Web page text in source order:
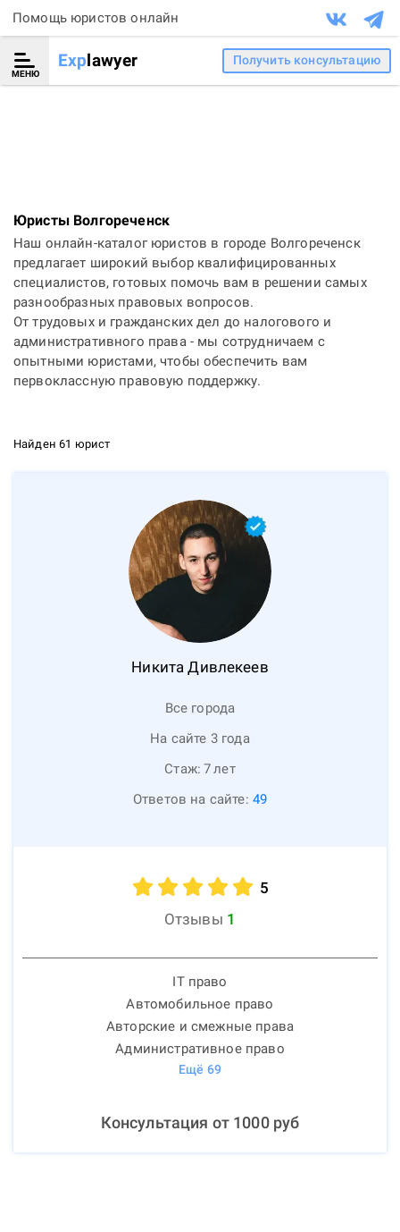
Помощь юристов онлайн
МЕНЮ
Explawyer Получить консультацию
Юристы Волгореченск
Наш онлайн-каталог юристов в городе Волгореченск
предлагает широкий выбор квалифицированных
специалистов, готовых помочь вам в решении самых
разнообразных правовых вопросов.
От трудовых и гражданских дел до налогового и
административного права - мы сотрудничаем с
опытными юристами, чтобы обеспечить вам
первоклассную правовую поддержку.
Найден 61 юрист
Никита Дивлекеев
Все города
На сайте 3 года
Стаж: 7лет
Ответов на сайте: 49
5
Отзывы 1
IT право
Автомобильное право
Авторские и смежные права
Административное право
Ещё 69
Консультация от 1000руб